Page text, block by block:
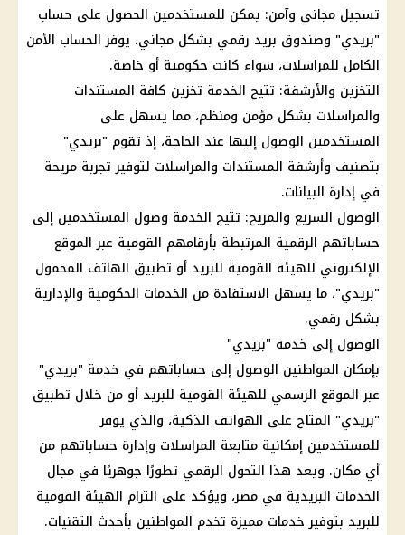
تسجيل مجاني وآمن: يمكن للمستخدمين الحصول على حساب
"بريدي" وصندوق بريد رقمي بشكل مجاني. يوفر الحساب الأمن
الكامل للمراسلات، سواء كانت حكومية أو خاصة.
التخزين والأرشفة: تتيح الخدمة تخزين كافة المستندات
والمراسلات بشكل مؤمن ومنظم، مما يسهل على
المستخدمين الوصول إليها عند الحاجة، إذ تقوم "بريدي"
بتصنيف وأرشفة المستندات والمراسلات لتوفير تجربة مريحة
في إدارة البيانات.
الوصول السريع والمريح: تتيح الخدمة وصول المستخدمين إلى
حساباتهم الرقمية المرتبطة بأرقامهم القومية عبر الموقع
الإلكتروني للهيئة القومية للبريد أو تطبيق الهاتف المحمول
"بريدي"، ما يسهل الاستفادة من الخدمات الحكومية والإدارية
بشكل رقمي.
الوصول إلى خدمة "بريدي"
بإمكان المواطنين الوصول إلى حساباتهم في خدمة "بريدي"
عبر الموقع الرسمي للهيئة القومية للبريد أو من خلال تطبيق
"بريدي" المتاح على الهواتف الذكية، والذي يوفر
للمستخدمين إمكانية متابعة المراسلات وإدارة حساباتهم من
أي مكان. ويعد هذا التحول الرقمي تطورًا جوهريًا في مجال
الخدمات البريدية في مصر، ويؤكد على التزام الهيئة القومية
للبريد بتوفير خدمات مميزة تخدم المواطنين بأحدث التقنيات.